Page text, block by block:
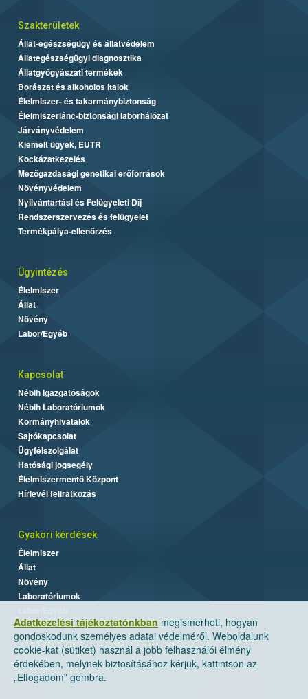
Adatkezelési tájékoztatónkban megismerheti, hogyan
gondoskodunk személyes adatai védelméről. Weboldalunk
cookie-kat (sütiket) használ a jobb felhasználói élmény
érdekében, melynek biztosításához kérjük, kattintson az
„Elfogadom” gombra.
Szakterületek
Állat-egészségügy és állatvédelem
Állategészségügyi diagnosztika
Állatgyógyászati termékek
Borászat és alkoholos italok
Élelmiszer- és takarmánybiztonság
Élelmiszerlánc-biztonsági laborhálózat
Járványvédelem
Kiemelt ügyek, EUTR
Kockázatkezelés
Mezőgazdasági genetikai erőforrások
Növényvédelem
Nyilvántartási és Felügyeleti Díj
Rendszerszervezés és felügyelet
Termékpálya-ellenőrzés
Ügyintézés
Élelmiszer
Állat
Növény
Labor/Egyéb
Kapcsolat
Nébih Igazgatóságok
Nébih Laboratóriumok
Kormányhivatalok
Sajtókapcsolat
Ügyfélszolgálat
Hatósági jogsegély
Élelmiszermentő Központ
Hírlevél feliratkozás
Gyakori kérdések
Élelmiszer
Állat
Növény
Laboratóriumok